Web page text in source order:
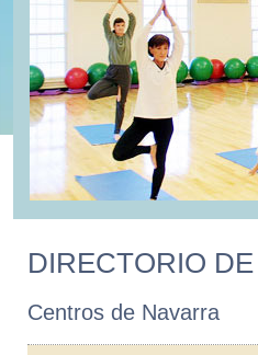
DIRECTORIO
Centros de Navarra